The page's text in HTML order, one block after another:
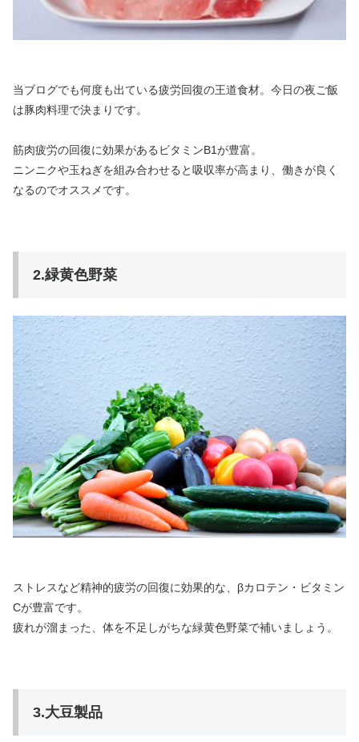
当ブログでも何度も出ている疲労回復の王道食材。今日の夜ご飯
は豚肉料理で決まりです。
筋肉疲労の回復に効果があるビタミンB1が豊富。
ニンニクや玉ねぎを組み合わせると吸収率が高まり、働きが良く
なるのでオススメです。
2.緑黄色野菜
ストレスなど精神的疲労の回復に効果的な、βカロテン・ビタミン
Cが豊富です。
疲れが溜まった、体を不足しがちな緑黄色野菜で補いましょう。
3.大豆製品